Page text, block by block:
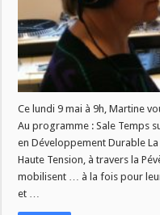
Ce lundi 9 mai à 9h, Martine
Au programme : Sale Temps
en Développement Durable
Haute Tension, à travers la
mobilisent … à la fois pour
et …